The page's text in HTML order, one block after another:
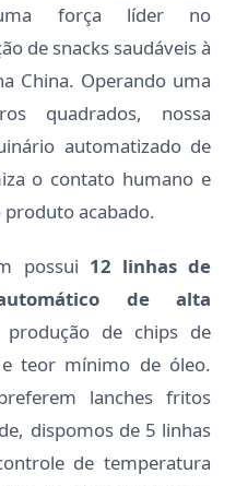
uma força líder no
de snacks saudáveis à
China. Operando uma
quadrados, nossa
automatizado de
o contato humano e
produto acabado.
possui 12 linhas de
de alta
de chips de
teor mínimo de óleo.
lanches fritos
dispomos de 5 linhas
de temperatura